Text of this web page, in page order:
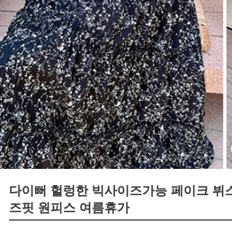
다이뻐 헐렁한 빅사이즈가능 페이크 뷔
즈핏 원피스 여름휴가